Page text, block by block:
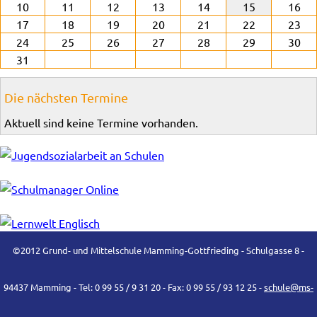
10
11 12 13 14 15
16
17
18 19 20 21 22
23
24
25 26 27 28 29
30
31
Die nächsten Termine
Aktuell sind keine Termine vorhanden.
©2012 Grund- und Mittelschule Mamming-Gottfrieding - Schulgasse 8 -
94437 Mamming - Tel: 0 99 55 / 9 31 20 - Fax: 0 99 55 / 93 12 25 -schule@ms-